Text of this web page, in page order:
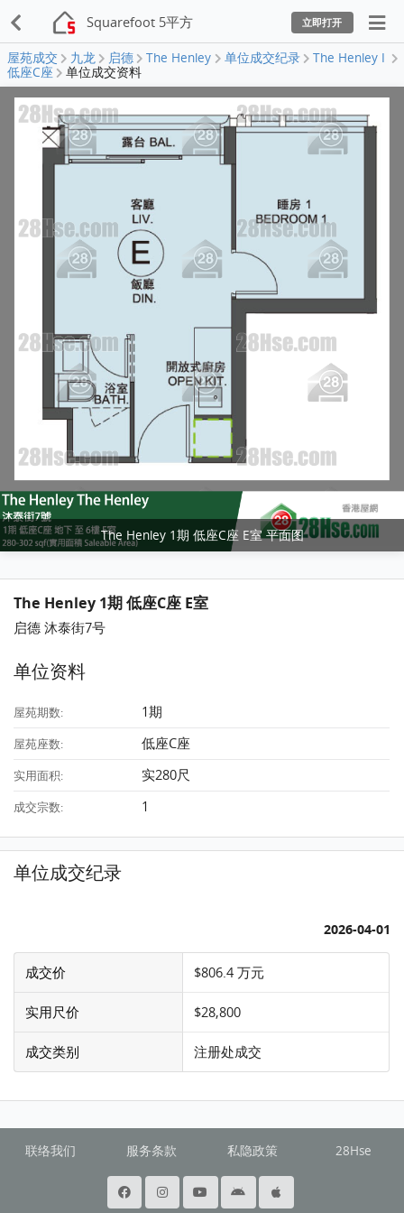
Squarefoot 5平方 立即打开
屋苑成交 九龙 启德 The Henley 单位成交纪录
The Henley I
低座C座
单位成交资料
The Henley 1期 低座C座 E室 平面图
The Henley 1期 低座C座 E室
启德 沐泰街7号
单位资料
屋苑期数: 1期
屋苑座数: 低座C座
实用面积: 实280尺
成交宗数: 1
单位成交纪录
2026-04-01
成交价 $806.4 万元
实用尺价 $28,800
成交类别 注册处成交
联络我们 服务条款 私隐政策 28Hse